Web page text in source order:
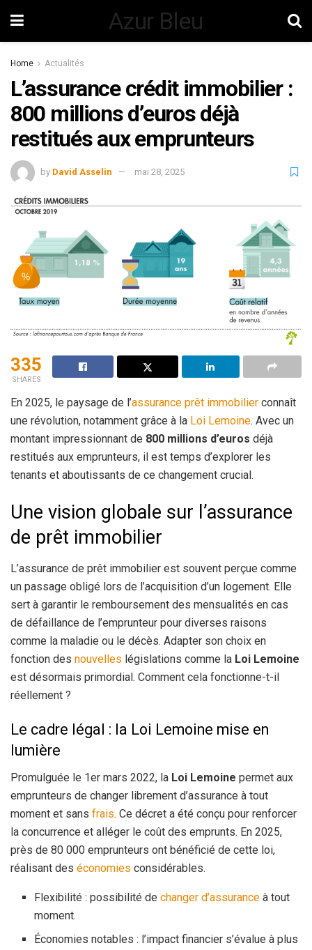
Azur Bleu
Home Actualités
L’assurance crédit immobilier :
800 millions d’euros déjà
restitués aux emprunteurs
by David Asselin mai 28, 2025
335
SHARES
En 2025, le paysage de l’assurance prêt immobilier connaît
une révolution, notamment grâce à la Loi Lemoine. Avec un
montant impressionnant de 800 millions d’euros déjà
restitués aux emprunteurs, il est temps d’explorer les
tenants et aboutissants de ce changement crucial.
Une vision globale sur l’assurance
de prêt immobilier
L’assurance de prêt immobilier est souvent perçue comme
un passage obligé lors de l’acquisition d’un logement. Elle
sert à garantir le remboursement des mensualités en cas
de défaillance de l’emprunteur pour diverses raisons
comme la maladie ou le décès. Adapter son choix en
fonction des nouvelles législations comme la Loi Lemoine
est désormais primordial. Comment cela fonctionne-t-il
réellement ?
Le cadre légal : la Loi Lemoine mise en
lumière
Promulguée le 1er mars 2022, la Loi Lemoine permet aux
emprunteurs de changer librement d’assurance à tout
moment et sans frais. Ce décret a été conçu pour renforcer
la concurrence et alléger le coût des emprunts. En 2025,
près de 80 000 emprunteurs ont bénéficié de cette loi,
réalisant des économies considérables.
Flexibilité : possibilité dechanger d’assurance à tout
moment.
Économies notables : l’impact financier s’évalue à plus